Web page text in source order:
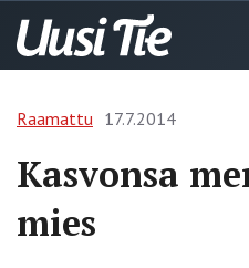
Raamattu 17.7.2014
Kasvonsa
mies